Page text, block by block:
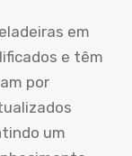
em
e têm
por
um